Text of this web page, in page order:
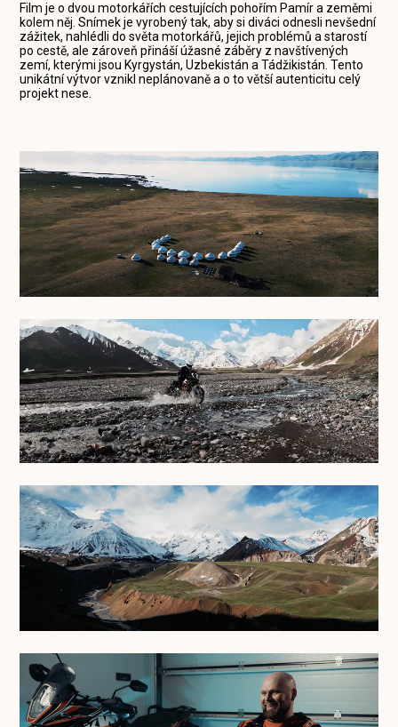
Film je o dvou motorkářích cestujících pohořím Pamír a zeměmi
kolem něj. Snímek je vyrobený tak, aby si diváci odnesli nevšední
zážitek, nahlédli do světa motorkářů, jejich problémů a starostí
po cestě, ale zároveň přináší úžasné záběry z navštívených
zemí, kterými jsou Kyrgystán, Uzbekistán a Tádžikistán. Tento
unikátní výtvor vznikl neplánovaně a o to větší autenticitu celý
projekt nese.